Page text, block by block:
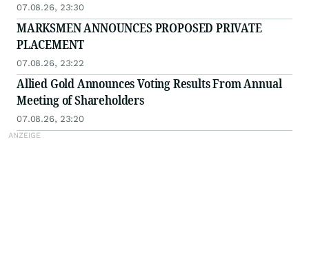
07.08.26, 23:30
MARKSMEN ANNOUNCES PROPOSED PRIVATE
PLACEMENT
07.08.26, 23:22
Allied Gold Announces Voting Results From Annual
Meeting of Shareholders
07.08.26, 23:20